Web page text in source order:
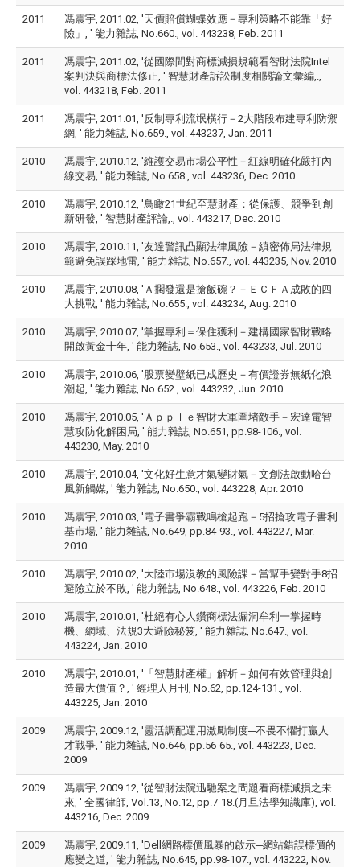
2011
馮震宇, 2011.02, '天價賠償蝴蝶效應－專利策略不能靠「好
險」, ' 能力雜誌, No.660., vol. 443238, Feb. 2011
2011
馮震宇, 2011.02, '從國際間對商標減損規範看智財法院Intel
案判決與商標法修正, ' 智慧財產訴訟制度相關論文彙編,.,
vol. 443218, Feb. 2011
2011
馮震宇, 2011.01, '反制專利流氓橫行－2大階段布建專利防禦
網, ' 能力雜誌, No.659., vol. 443237, Jan. 2011
2010
馮震宇, 2010.12, '維護交易市場公平性－紅線明確化嚴打內
線交易, ' 能力雜誌, No.658., vol. 443236, Dec. 2010
2010
馮震宇, 2010.12, '鳥瞰21世紀至慧財產：從保護、競爭到創
新研發, ' 智慧財產評論,., vol. 443217, Dec. 2010
2010
馮震宇, 2010.11, '友達警訊凸顯法律風險－縝密佈局法律規
範避免誤踩地雷, ' 能力雜誌, No.657., vol. 443235, Nov. 2010
2010
馮震宇, 2010.08, 'Ａ擱發還是搶飯碗？－ＥＣＦＡ成敗的四
大挑戰, ' 能力雜誌, No.655., vol. 443234, Aug. 2010
2010
馮震宇, 2010.07, '掌握專利＝保住獲利－建構國家智財戰略
開啟黃金十年, ' 能力雜誌, No.653., vol. 443233, Jul. 2010
2010
馮震宇, 2010.06, '股票變壁紙已成歷史－有價證券無紙化浪
潮起, ' 能力雜誌, No.652., vol. 443232, Jun. 2010
2010
馮震宇, 2010.05, 'Ａｐｐｌｅ智財大軍圍堵敵手－宏達電智
慧攻防化解困局, ' 能力雜誌, No.651, pp.98-106., vol.
443230, May. 2010
2010
馮震宇, 2010.04, '文化好生意才氣變財氣－文創法啟動哈台
風新觸媒, ' 能力雜誌, No.650., vol. 443228, Apr. 2010
2010
馮震宇, 2010.03, '電子書爭霸戰鳴槍起跑－5招搶攻電子書利
基市場, ' 能力雜誌, No.649, pp.84-93., vol. 443227, Mar.
2010
2010
馮震宇, 2010.02, '大陸市場沒教的風險課－當幫手變對手8招
避險立於不敗, ' 能力雜誌, No.648., vol. 443226, Feb. 2010
2010
馮震宇, 2010.01, '杜絕有心人鑽商標法漏洞牟利一掌握時
機、網域、法規3大避險秘笈, ' 能力雜誌, No.647., vol.
443224, Jan. 2010
2010
馮震宇, 2010.01, '「智慧財產權」解析－如何有效管理與創
造最大價值？, ' 經理人月刊, No.62, pp.124-131., vol.
443225, Jan. 2010
2009
馮震宇, 2009.12, '靈活調配運用激勵制度─不畏不懼打贏人
才戰爭, ' 能力雜誌, No.646, pp.56-65., vol. 443223, Dec.
2009
2009
馮震宇, 2009.12, '從智財法院迅馳案之問題看商標減損之未
來, ' 全國律師, Vol.13, No.12, pp.7-18.(月旦法學知識庫), vol.
443216, Dec. 2009
2009
馮震宇, 2009.11, 'Dell網路標價風暴的啟示─網站錯誤標價的
應變之道, ' 能力雜誌, No.645, pp.98-107., vol. 443222, Nov.